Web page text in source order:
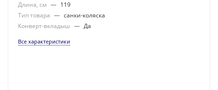
Длина, см — 119
Тип товара — санки-коляска
Конверт-вкладыш — Да
Все характеристики